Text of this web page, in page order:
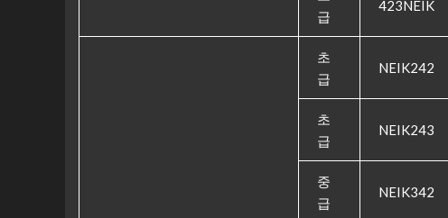
급
423NEIK
초
급
NEIK242
초
급
NEIK243
중
급
NEIK342